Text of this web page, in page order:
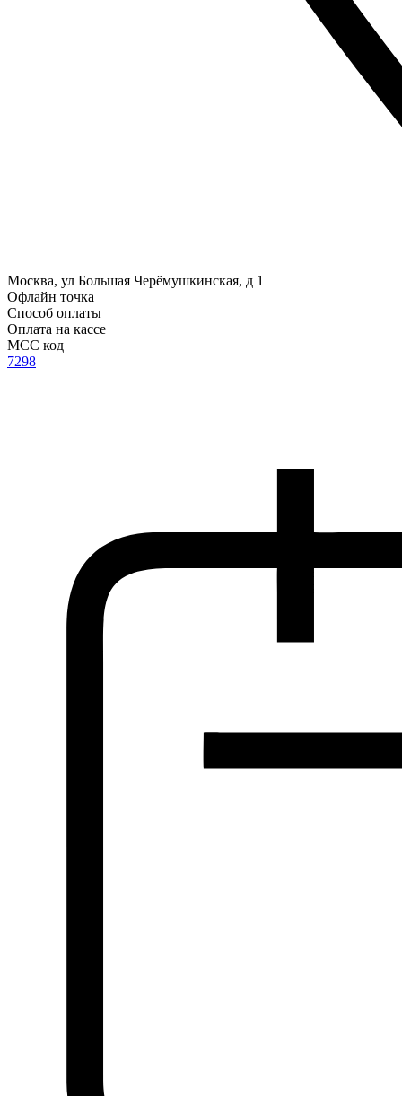
Москва, ул Большая Черёмушкинская, д 1
Офлайн точка
Способ оплаты
Оплата на кассе
MCC код
7298